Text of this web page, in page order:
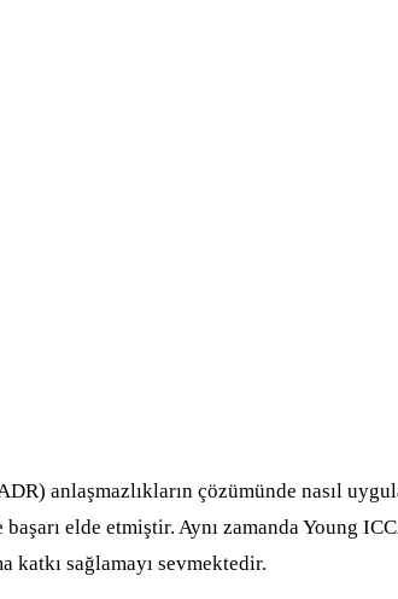
anlaşmazlıkların çözümünde nasıl
elde etmiştir. Aynı zamanda Young
katkı sağlamayı sevmektedir.